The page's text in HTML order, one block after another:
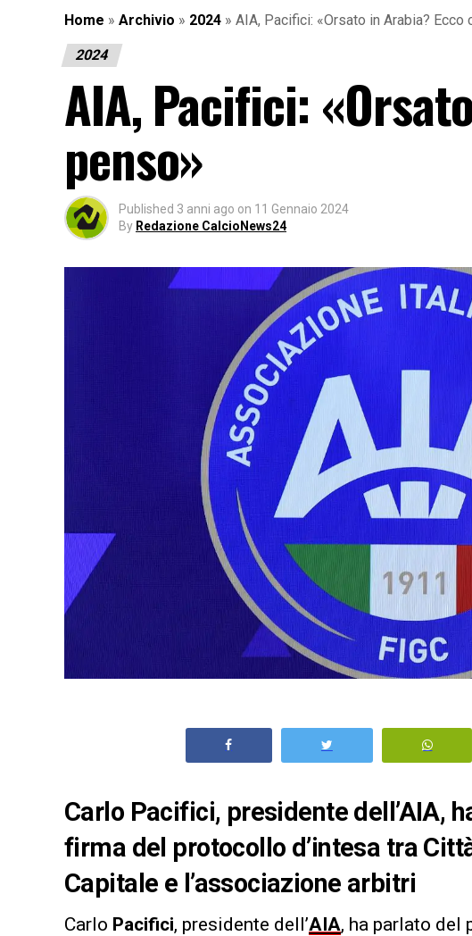
Home » Archivio » 2024 » AIA, Pacifici: «Orsato in Arabia? Ecco
2024
AIA, Pacifici:
penso»
Published 3 anni ago on 11 Gennaio 2024
By Redazione CalcioNews24
Carlo Pacifici, presidente dell’AIA,
firma del protocollo d’intesa tra
Capitale e l’associazione arbitri
Carlo Pacifici, presidente dell’AIA, ha parlato del